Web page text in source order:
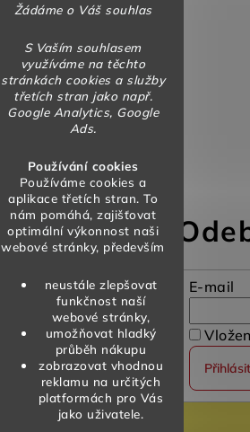
Žádáme o Váš souhlas
S Vaším souhlasem
využíváme na těchto
stránkách cookies a služby
třetích stran jako např.
Google Analytics, Google
Ads.
Používání cookies
Používáme cookies a
aplikace třetích stran. To
nám pomáhá, zajišťovat
optimální výkonnost naši
webové stránky, především
neustále zlepšovat
funkčnost naší
webové stránky,
umožňovat hladký
průběh nákupu
zobrazovat vhodnou
reklamu na určitých
platformách pro Vás
jako uživatele.
E-mail